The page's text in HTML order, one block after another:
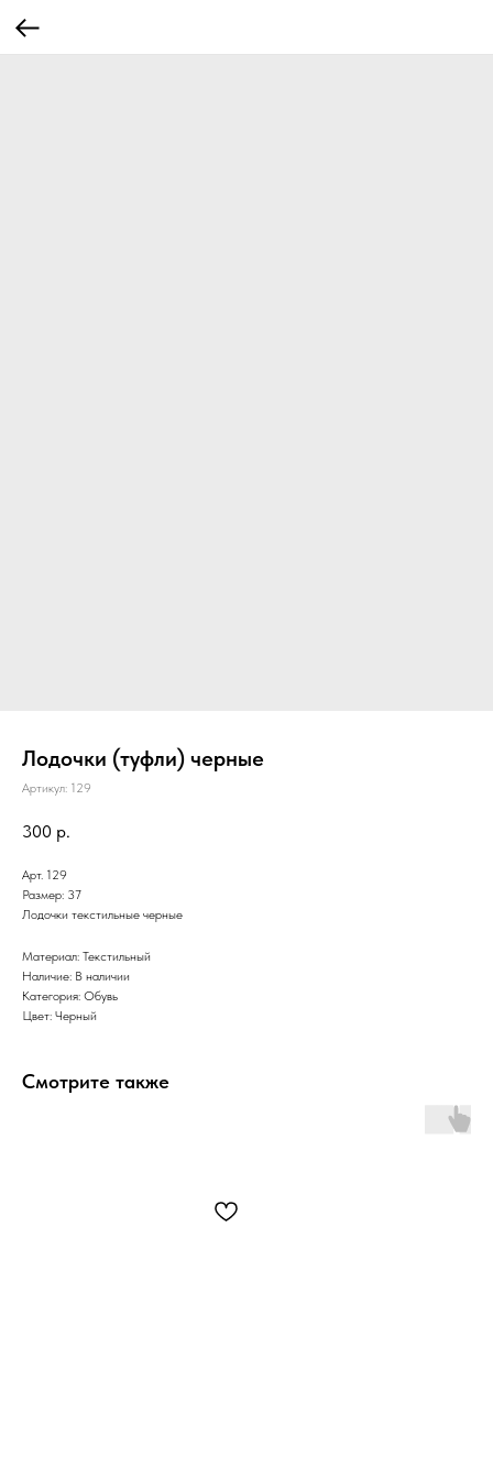
Лодочки (туфли) черные
Артикул: 129
300 р.
Арт. 129
Размер: 37
Лодочки текстильные черные
Материал: Текстильный
Наличие: В наличии
Категория: Обувь
Цвет: Черный
Смотрите также